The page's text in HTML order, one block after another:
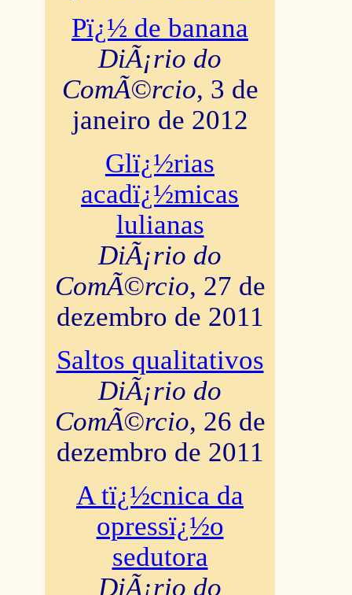
Pï¿½ de banana
DiÃ¡rio do
ComÃ©rcio, 3 de
janeiro de 2012
Glï¿½rias
acadï¿½micas
lulianas
DiÃ¡rio do
ComÃ©rcio, 27 de
dezembro de 2011
Saltos qualitativos
DiÃ¡rio do
ComÃ©rcio, 26 de
dezembro de 2011
A tï¿½cnica da
opressï¿½o
sedutora
DiÃ¡rio do